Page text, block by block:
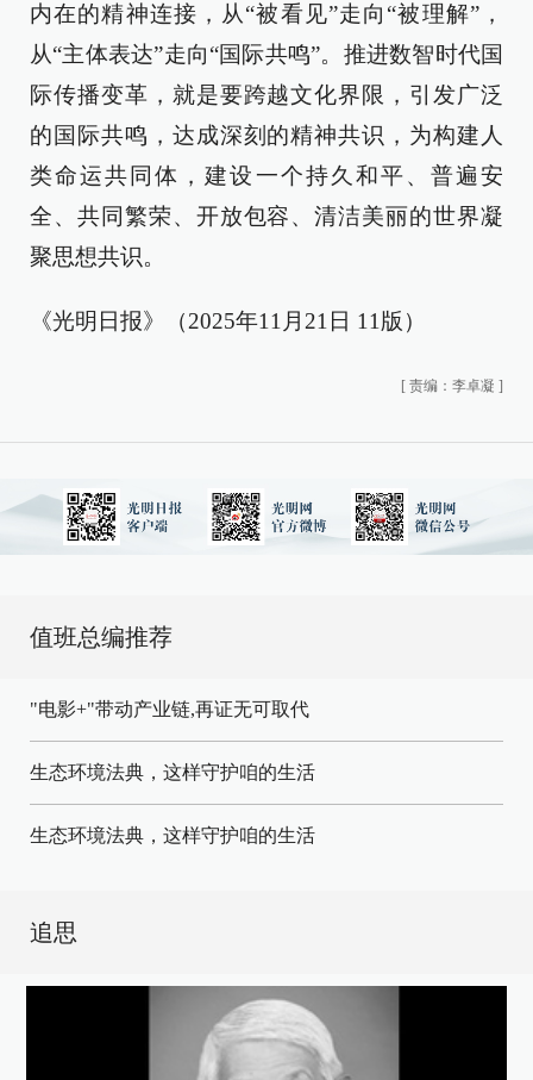
内在的精神连接，从“被看见”走向“被理解”，
从“主体表达”走向“国际共鸣”。推进数智时代国
际传播变革，就是要跨越文化界限，引发广泛
的国际共鸣，达成深刻的精神共识，为构建人
类命运共同体，建设一个持久和平、普遍安
全、共同繁荣、开放包容、清洁美丽的世界凝
聚思想共识。
《光明日报》（2025年11月21日 11版）
[ 责编：李卓凝 ]
值班总编推荐
"电影+"带动产业链,再证无可取代
生态环境法典，这样守护咱的生活
生态环境法典，这样守护咱的生活
追思